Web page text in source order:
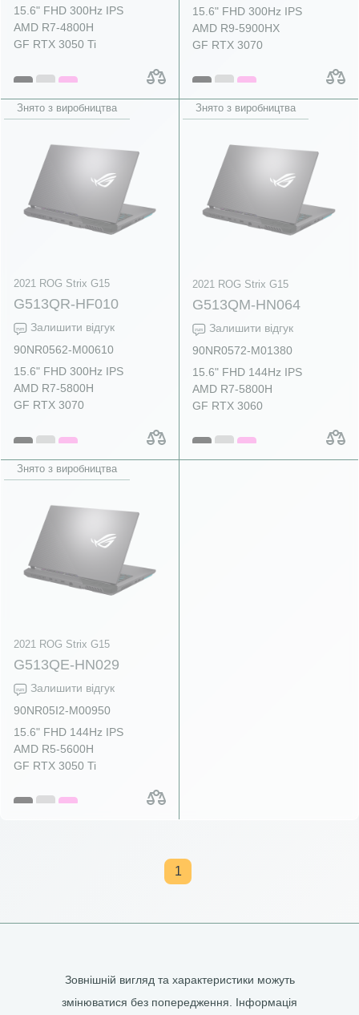
15.6" FHD 300Hz IPS
AMD R7-4800H
GF RTX 3050 Ti
15.6" FHD 300Hz IPS
AMD R9-5900HX
GF RTX 3070
Знято з виробництва
2021 ROG Strix G15
G513QR-HF010
Залишити відгук
90NR0562-M00610
15.6" FHD 300Hz IPS
AMD R7-5800H
GF RTX 3070
Знято з виробництва
2021 ROG Strix G15
G513QM-HN064
Залишити відгук
90NR0572-M01380
15.6" FHD 144Hz IPS
AMD R7-5800H
GF RTX 3060
Знято з виробництва
2021 ROG Strix G15
G513QE-HN029
Залишити відгук
90NR05I2-M00950
15.6" FHD 144Hz IPS
AMD R5-5600H
GF RTX 3050 Ti
1
Зовнішній вигляд та характеристики можуть
змінюватися без попередження. Інформація